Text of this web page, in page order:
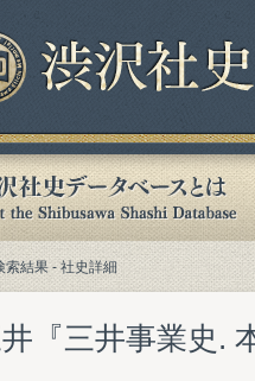
索結果 - 社史詳細
『三井事業史.